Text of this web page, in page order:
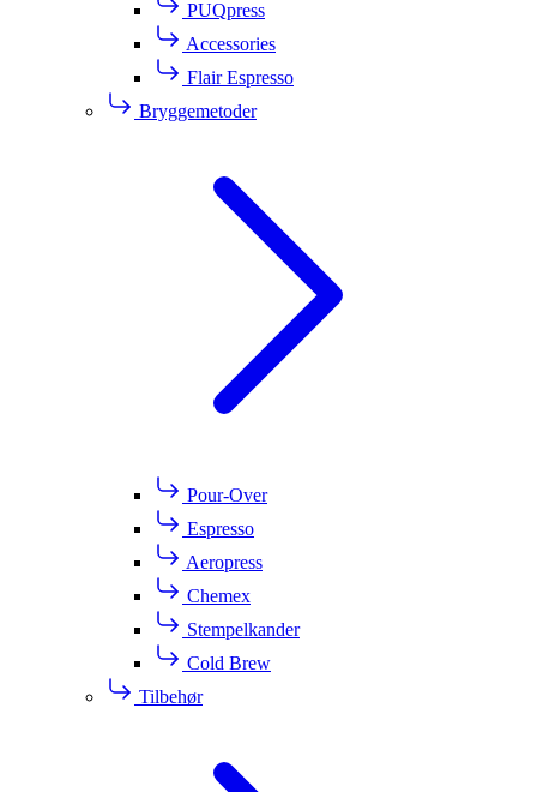
PUQpress
Accessories
Flair Espresso
Bryggemetoder
Pour-Over
Espresso
Aeropress
Chemex
Stempelkander
Cold Brew
Tilbehør